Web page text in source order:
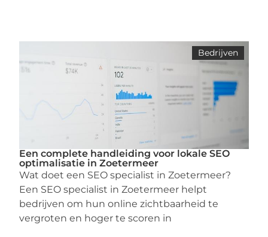
Bedrijven
Een complete handleiding voor lokale SEO
optimalisatie in Zoetermeer
Wat doet een SEO specialist in Zoetermeer?
Een SEO specialist in Zoetermeer helpt
bedrijven om hun online zichtbaarheid te
vergroten en hoger te scoren in